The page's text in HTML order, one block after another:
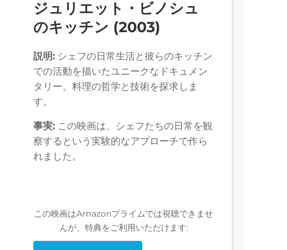
ジュリエット・ビノシュ
のキッチン (2003)
説明: シェフの日常生活と彼らのキッチン
での活動を描いたユニークなドキュメン
タリー。料理の哲学と技術を探求しま
す。
事実: この映画は、シェフたちの日常を観
察するという実験的なアプローチで作ら
れました。
この映画はAmazonプライムでは視聴できませ
んが、特典をご利用いただけます: